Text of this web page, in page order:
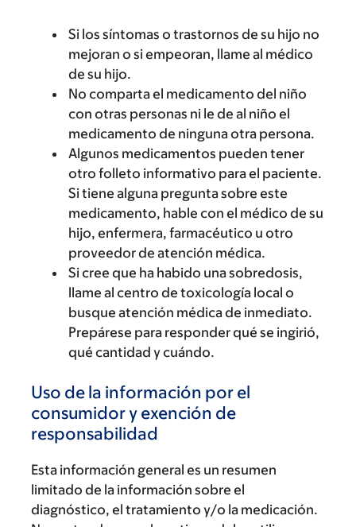
Si los síntomas o trastornos de su hijo no
mejoran o si empeoran, llame al médico
de su hijo.
No comparta el medicamento del niño
con otras personas ni le de al niño el
medicamento de ninguna otra persona.
Algunos medicamentos pueden tener
otro folleto informativo para el paciente.
Si tiene alguna pregunta sobre este
medicamento, hable con el médico de su
hijo, enfermera, farmacéutico u otro
proveedor de atención médica.
Si cree que ha habido una sobredosis,
llame al centro de toxicología local o
busque atención médica de inmediato.
Prepárese para responder qué se ingirió,
qué cantidad y cuándo.
Uso de la información por el
consumidor y exención de
responsabilidad
Esta información general es un resumen
limitado de la información sobre el
diagnóstico, el tratamiento y/o la medicación.